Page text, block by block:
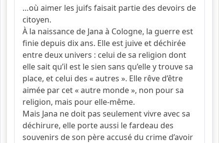
…où aimer les juifs faisait partie des devoirs de
citoyen.
À la naissance de Jana à Cologne, la guerre est
finie depuis dix ans. Elle est juive et déchirée
entre deux univers : celui de sa religion dont
elle sait qu’il est le sien sans qu’elle y trouve sa
place, et celui des « autres ». Elle rêve d’être
aimée par cet « autre monde », non pour sa
religion, mais pour elle-même.
Mais Jana ne doit pas seulement vivre avec sa
déchirure, elle porte aussi le fardeau des
souvenirs de son père accusé du crime d’avoir